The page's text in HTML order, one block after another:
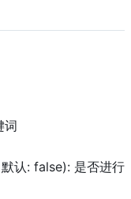
词
认: false): 是否进行